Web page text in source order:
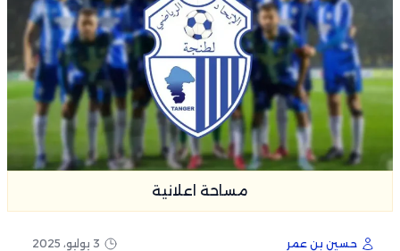
مساحة اعلانية
حسين بن عمر 3 يوليو، 2025